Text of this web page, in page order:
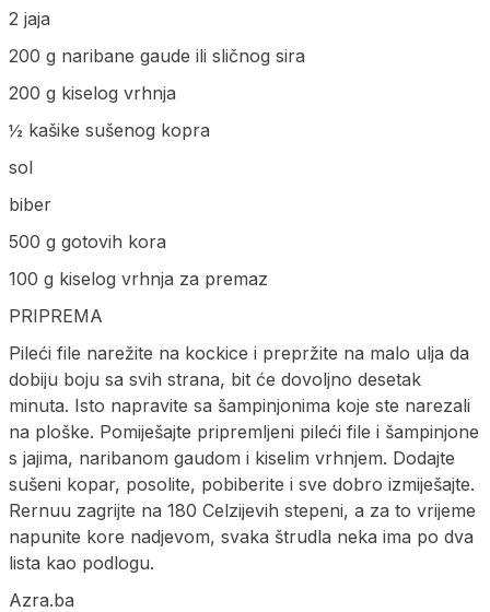
2 jaja
200 g naribane gaude ili sličnog sira
200 g kiselog vrhnja
½ kašike sušenog kopra
sol
biber
500 g gotovih kora
100 g kiselog vrhnja za premaz
PRIPREMA
Pileći file narežite na kockice i prepržite na malo ulja da
dobiju boju sa svih strana, bit će dovoljno desetak
minuta. Isto napravite sa šampinjonima koje ste narezali
na ploške. Pomiješajte pripremljeni pileći file i šampinjone
s jajima, naribanom gaudom i kiselim vrhnjem. Dodajte
sušeni kopar, posolite, pobiberite i sve dobro izmiješajte.
Rernuu zagrijte na 180 Celzijevih stepeni, a za to vrijeme
napunite kore nadjevom, svaka štrudla neka ima po dva
lista kao podlogu.
Azra.ba